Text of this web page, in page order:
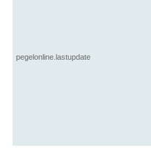
pegelonline.lastupdate